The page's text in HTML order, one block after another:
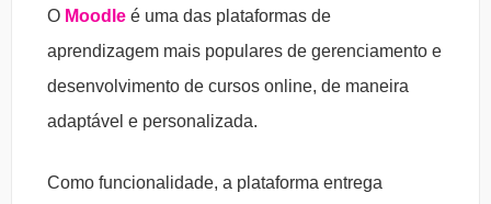
O Moodle é uma das plataformas de
aprendizagem mais populares de gerenciamento e
desenvolvimento de cursos online, de maneira
adaptável e personalizada.
Como funcionalidade, a plataforma entrega